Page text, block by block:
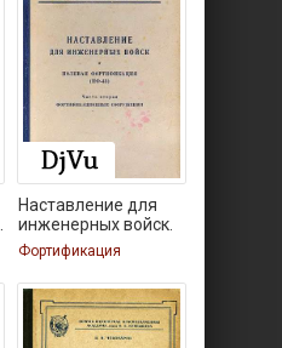
Наставление для
инженерных войск.
Фортификация